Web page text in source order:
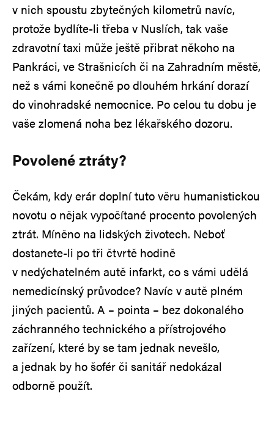
v nich spoustu zbytečných kilometrů navíc,
protože bydlíte-li třeba v Nuslích, tak vaše
zdravotní taxi může ještě přibrat někoho na
Pankráci, ve Strašnicích či na Zahradním městě,
než s vámi konečně po dlouhém hrkání dorazí
do vinohradské nemocnice. Po celou tu dobu je
vaše zlomená noha bez lékařského dozoru.
Povolené ztráty?
Čekám, kdy erár doplní tuto věru humanistickou
novotu o nějak vypočítané procento povolených
ztrát. Míněno na lidských životech. Neboť
dostanete-li po tři čtvrtě hodině
v nedýchatelném autě infarkt, co s vámi udělá
nemedicínský průvodce? Navíc v autě plném
jiných pacientů. A – pointa – bez dokonalého
záchranného technického a přístrojového
zařízení, které by se tam jednak nevešlo,
a jednak by ho šofér či sanitář nedokázal
odborně použít.